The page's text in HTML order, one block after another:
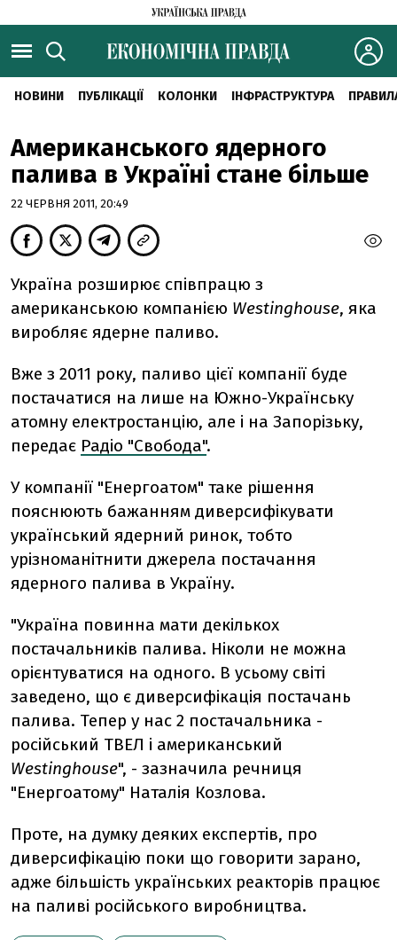
НОВИНИ ПУБЛІКАЦІЇ КОЛОНКИ ІНФРАСТРУКТУРА
Американського ядерного
палива в Україні стане більше
22 ЧЕРВНЯ 2011, 20:49
Україна розширює співпрацю з
американською компанією Westinghouse, яка
виробляє ядерне паливо.
Вже з 2011 року, паливо цієї компанії буде
постачатися на лише на Южно-Українську
атомну електростанцію, але і на Запорізьку,
передає Радіо "Свобода".
У компанії "Енергоатом" таке рішення
пояснюють бажанням диверсифікувати
український ядерний ринок, тобто
урізноманітнити джерела постачання
ядерного палива в Україну.
"Україна повинна мати декількох
постачальників палива. Ніколи не можна
орієнтуватися на одного. В усьому світі
заведено, що є диверсифікація постачань
палива. Тепер у нас 2 постачальника -
російський ТВЕЛ і американський
Westinghouse", - зазначила речниця
"Енергоатому" Наталія Козлова.
Проте, на думку деяких експертів, про
диверсифікацію поки що говорити зарано,
адже більшість українських реакторів працює
на паливі російського виробництва.